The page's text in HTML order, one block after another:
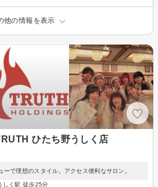
他の情報を表示
ひたち野うしく店
で理想のスタイル。アクセス便利なサロン。
しく駅 徒歩25分